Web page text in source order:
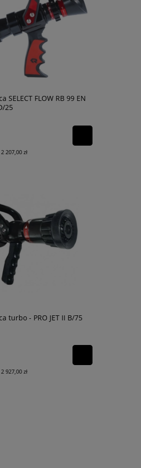
SELECT FLOW RB 99 EN
25
2 207,00 zł
turbo - PRO JET II B/75
2 927,00 zł